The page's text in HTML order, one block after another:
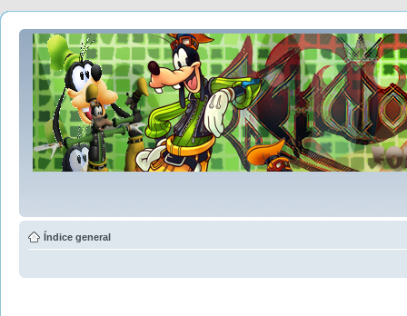
Índice general